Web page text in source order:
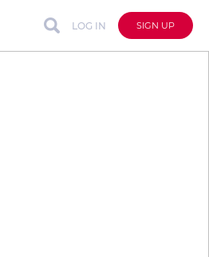
LOG IN SIGN UP